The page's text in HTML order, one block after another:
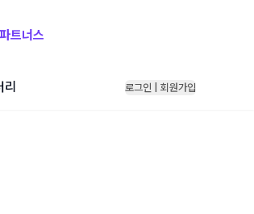
파트너스
리 로그인 | 회원가입